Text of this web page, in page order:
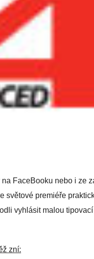
FaceBooku nebo i ze
světové premiéře
vyhlásit malou
zní: